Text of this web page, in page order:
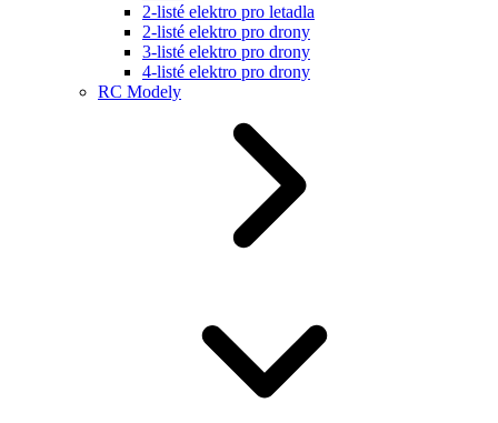
2-listé elektro pro letadla
2-listé elektro pro drony
3-listé elektro pro drony
4-listé elektro pro drony
RC Modely